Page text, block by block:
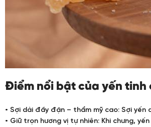
Điểm nổi bật của yến tinh
• Sợi dài đầy đặn – thẩm mỹ cao: Sợi
• Giữ trọn hương vị tự nhiên: Khi chưng,